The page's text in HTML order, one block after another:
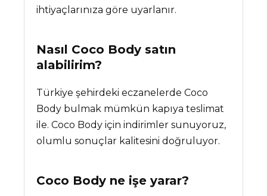
ihtiyaçlarınıza göre uyarlanır.
Nasıl Coco Body satın
alabilirim?
Türkiye şehirdeki eczanelerde Coco
Body bulmak mümkün kapıya teslimat
ile. Coco Body için indirimler sunuyoruz,
olumlu sonuçlar kalitesini doğruluyor.
Coco Body ne işe yarar?